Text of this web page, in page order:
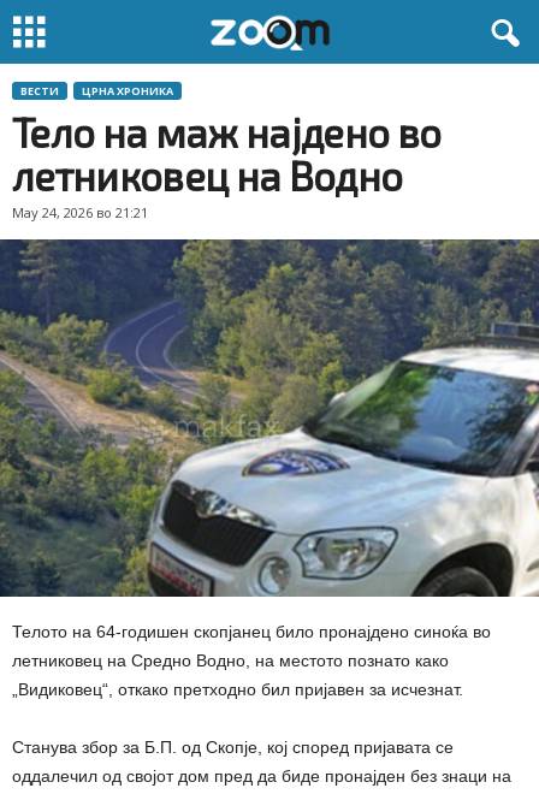
ВЕСТИ ЦРНА ХРОНИКА
Тело на маж најдено во
летниковец на Водно
May 24, 2026 во 21:21
Телото на 64-годишен скопјанец било пронајдено синоќа во
летниковец на Средно Водно, на местото познато како
„Видиковец“, откако претходно бил пријавен за исчезнат.
Станува збор за Б.П. од Скопје, кој според пријавата се
оддалечил од својот дом пред да биде пронајден без знаци на